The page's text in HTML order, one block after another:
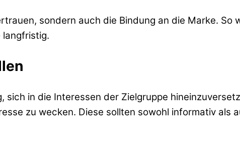
sondern auch die Bindung an die Marke. So
langfristig.
in die Interessen der Zielgruppe
zu wecken. Diese sollten sowohl informativ als